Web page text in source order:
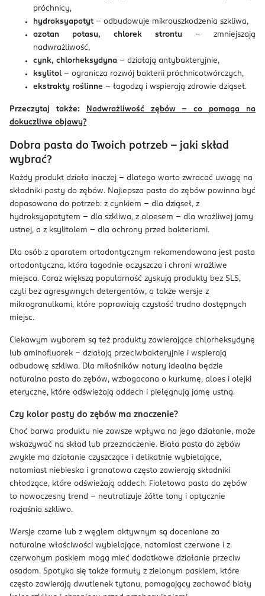
próchnicy,
hydroksyapatyt – odbudowuje mikrouszkodzenia szkliwa,
azotan potasu, chlorek strontu – zmniejszają
nadwrażliwość,
cynk, chlorheksydyna – działają antybakteryjnie,
ksylitol– ogranicza rozwój bakterii próchnicotwórczych,
ekstrakty roślinne – łagodzą i wspierają zdrowie dziąseł.
Przeczytaj także:
Nadwrażliwość zębów – co pomaga na
dokuczliwe objawy?
Dobra pasta do Twoich potrzeb – jaki skład
wybrać?
Każdy produkt działa inaczej – dlatego warto zwracać uwagę na
składniki pasty do zębów. Najlepsza pasta do zębów powinna być
dopasowana do potrzeb: z cynkiem – dla dziąseł, z
hydroksyapatytem – dla szkliwa, z aloesem – dla wrażliwej jamy
ustnej, a z ksylitolem – dla ochrony przed bakteriami.
Dla osób z aparatem ortodontycznym rekomendowana jest pasta
ortodontyczna, która łagodnie oczyszcza i chroni wrażliwe
miejsca. Coraz większą popularność zyskują produkty bez SLS,
czyli bez agresywnych detergentów, a także wersje z
mikrogranulkami, które poprawiają czystość trudno dostępnych
miejsc.
Ciekawym wyborem są też produkty zawierające chlorheksydynę
lub aminofluorek – działają przeciwbakteryjnie i wspierają
odbudowę szkliwa. Dla miłośników natury idealna będzie
naturalna pasta do zębów, wzbogacona o kurkumę, aloes i olejki
eteryczne, które odświeżają oddech i pielęgnują jamę ustną.
Czy kolor pasty do zębów ma znaczenie?
Choć barwa produktu nie zawsze wpływa na jego działanie, może
wskazywać na skład lub przeznaczenie. Biała pasta do zębów
zwykle ma działanie czyszczące i delikatnie wybielające,
natomiast niebieska i granatowa często zawierają składniki
chłodzące, które odświeżają oddech. Fioletowa pasta do zębów
to nowoczesny trend – neutralizuje żółte tony i optycznie
rozjaśnia szkliwo.
Wersje czarne lub z węglem aktywnym są doceniane za
naturalne właściwości wybielające, natomiast czerwone i z
czerwonym paskiem mogą mieć dodatkowe działanie przeciw
osadom. Spotyka się także formuły z zielonym paskiem, które
często zawierają dwutlenek tytanu, pomagający zachować biały